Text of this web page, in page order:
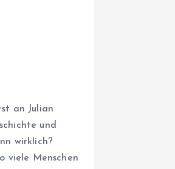
an Julian
und
wirklich?
viele Menschen